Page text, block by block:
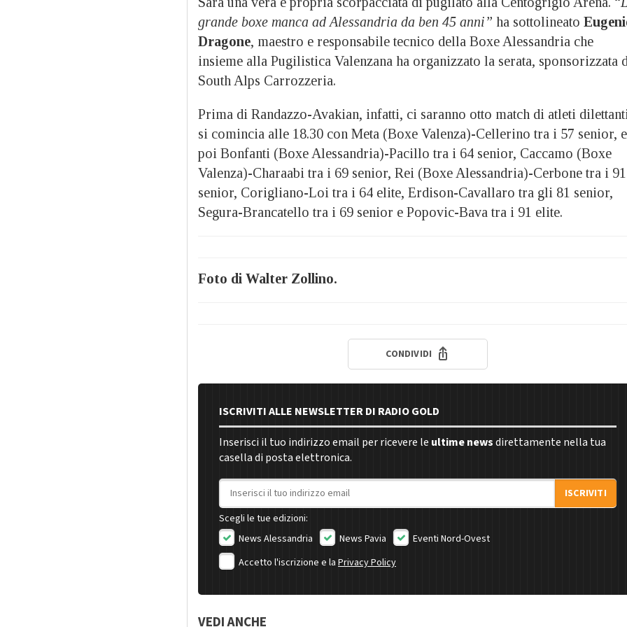
grande boxe manca ad Alessandria da ben 45 anni” ha sottolineato
Dragone, maestro e responsabile tecnico della Boxe Alessandria che
insieme alla Pugilistica Valenzana ha organizzato la serata, sponsorizzata
South Alps Carrozzeria.
Prima di Randazzo-Avakian, infatti, ci saranno otto match di atleti
si comincia alle 18.30 con Meta (Boxe Valenza)-Cellerino tra i 57 senior, e
poi Bonfanti (Boxe Alessandria)-Pacillo tra i 64 senior, Caccamo (Boxe
Valenza)-Charaabi tra i 69 senior, Rei (Boxe Alessandria)-Cerbone tra i 91
senior, Corigliano-Loi tra i 64 elite, Erdison-Cavallaro tra gli 81 senior,
Segura-Brancatello tra i 69 senior e Popovic-Bava tra i 91 elite.
Foto di Walter Zollino.
CONDIVIDI
ISCRIVITI ALLE NEWSLETTER DI RADIO GOLD
Inserisci il tuo indirizzo email per ricevere le ultime newsdirettamente nella tua
casella di posta elettronica.
Indirizzo email
ISCRIVITI
Scegli le tue edizioni:
News Alessandria
News Pavia
Eventi Nord-Ovest
Accetto l'iscrizione e la Privacy Policy
VEDI ANCHE